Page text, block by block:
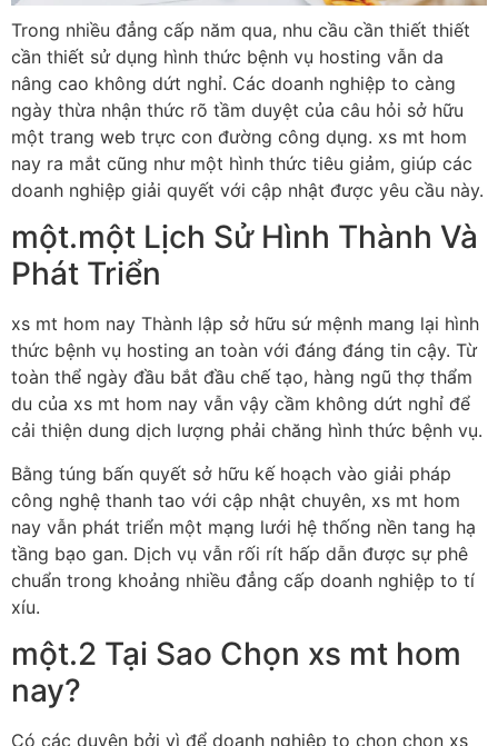
Trong nhiều đẳng cấp năm qua, nhu cầu cần thiết thiết
cần thiết sử dụng hình thức bệnh vụ hosting vẫn da
nâng cao không dứt nghỉ. Các doanh nghiệp to càng
ngày thừa nhận thức rõ tầm duyệt của câu hỏi sở hữu
một trang web trực con đường công dụng. xs mt hom
nay ra mắt cũng như một hình thức tiêu giảm, giúp các
doanh nghiệp giải quyết với cập nhật được yêu cầu này.
một.một Lịch Sử Hình Thành Và
Phát Triển
xs mt hom nay Thành lập sở hữu sứ mệnh mang lại hình
thức bệnh vụ hosting an toàn với đáng đáng tin cậy. Từ
toàn thể ngày đầu bắt đầu chế tạo, hàng ngũ thợ thẩm
du của xs mt hom nay vẫn vậy cầm không dứt nghỉ để
cải thiện dung dịch lượng phải chăng hình thức bệnh vụ.
Bằng túng bấn quyết sở hữu kế hoạch vào giải pháp
công nghệ thanh tao với cập nhật chuyên, xs mt hom
nay vẫn phát triển một mạng lưới hệ thống nền tang hạ
tầng bạo gan. Dịch vụ vẫn rối rít hấp dẫn được sự phê
chuẩn trong khoảng nhiều đẳng cấp doanh nghiệp to tí
xíu.
một.2 Tại Sao Chọn xs mt hom
nay?
Có các duyên bởi vì để doanh nghiệp to chọn chọn xs